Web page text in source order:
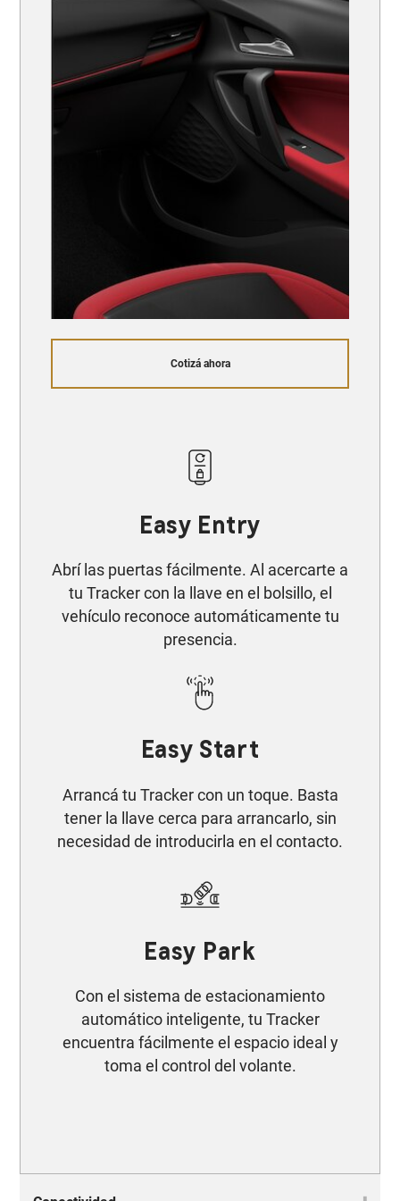
Cotizá ahora
Easy Entry
Abrí las puertas fácilmente. Al acercarte a
tu Tracker con la llave en el bolsillo, el
vehículo reconoce automáticamente tu
presencia.
Easy Start​
Arrancá tu Tracker con un toque. Basta
tener la llave cerca para arrancarlo, sin
necesidad de introducirla en el contacto.
Easy Park
Con el sistema de estacionamiento
automático inteligente, tu Tracker
encuentra fácilmente el espacio ideal y
toma el control del volante.